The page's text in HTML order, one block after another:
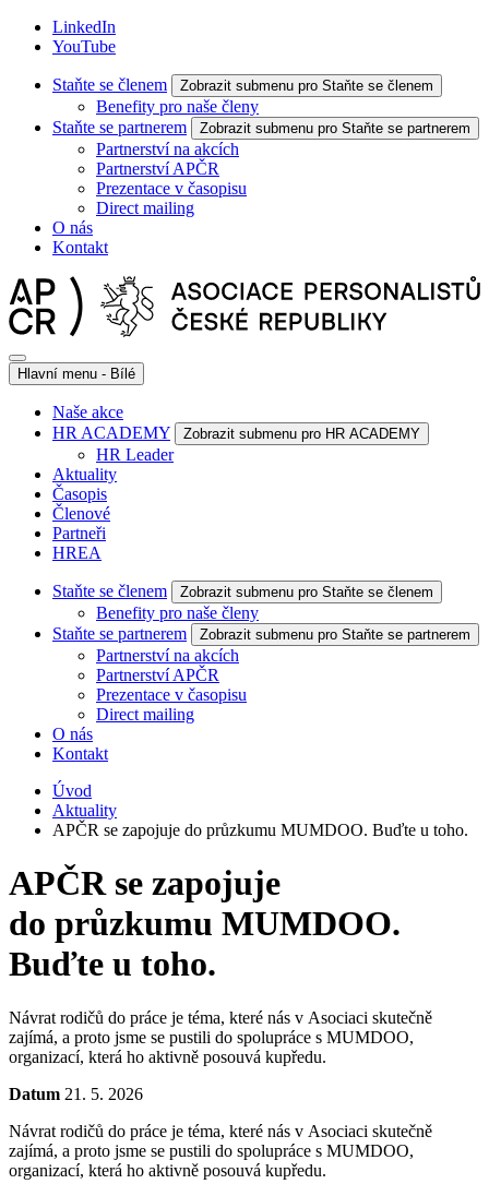
LinkedIn
YouTube
Staňte se členem Zobrazit submenu pro Staňte se členem
Benefity pro naše členy
Staňte se partnerem
Zobrazit submenu pro Staňte se partnerem
Partnerství na akcích
Partnerství APČR
Prezentace v časopisu
Direct mailing
O nás
Kontakt
Hlavní menu - Bílé
Naše akce
HR ACADEMY
Zobrazit submenu pro HR ACADEMY
HR Leader
Aktuality
Časopis
Členové
Partneři
HREA
Staňte se členem Zobrazit submenu pro Staňte se členem
Benefity pro naše členy
Staňte se partnerem
Zobrazit submenu pro Staňte se partnerem
Partnerství na akcích
Partnerství APČR
Prezentace v časopisu
Direct mailing
O nás
Kontakt
Úvod
Aktuality
APČR se zapojuje do průzkumu MUMDOO. Buďte u toho.
APČR se zapojuje
do průzkumu MUMDOO.
Buďte u toho.
Návrat rodičů do práce je téma, které nás v Asociaci skutečně
zajímá, a proto jsme se pustili do spolupráce s MUMDOO,
organizací, která ho aktivně posouvá kupředu.
Datum 21. 5. 2026
Návrat rodičů do práce je téma, které nás v Asociaci skutečně
zajímá, a proto jsme se pustili do spolupráce s MUMDOO,
organizací, která ho aktivně posouvá kupředu.